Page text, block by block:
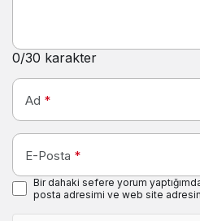
0/30 karakter
Ad *
E-Posta *
Bir dahaki sefere yorum
posta adresimi ve web site